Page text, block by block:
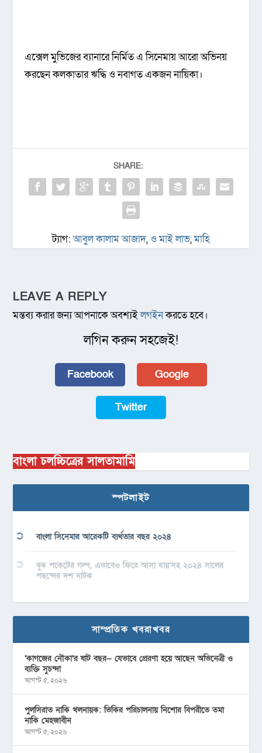
এক্সেল মুভিজের ব্যানারে নির্মিত এ সিনেমায় আরো অভিনয়
করছেন কলকাতার ঋদ্ধি ও নবাগত একজন নায়িকা।
SHARE:
ট্যাগ:আবুল কালাম আজাদ,ও মাই লাভ,মাহি
LEAVE A REPLY
মন্তব্য করার জন্য আপনাকে অবশ্যইলগইনকরতে হবে।
লগিন করুন সহজেই!
Facebook Google
Twitter
বাংলা চলচ্চিত্রের সালতামামি
স্পটলাইট
বাংলা সিনেমার আরেকটি ব্যর্থতার বছর ২০২৪
বুক পকেটের গল্প, এভাবেও ফিরে আসা যায়’সহ ২০২৪ সালের
পছন্দের দশ নাটক
সাম্প্রতিক খবরাখবর
‘কাগজের নৌকা’র ষাট বছর— যেভাবে প্রেরণা হয়ে আছেন অভিনেত্রী ও
ব্যক্তি সুচন্দা
আগস্ট ৫, ২০২৬
পুলসিরাত নাকি খলনায়ক: ভিকির পরিচালনায় নিশোর বিপরীতে তমা
নাকি মেহজাবীন
আগস্ট ৫, ২০২৬